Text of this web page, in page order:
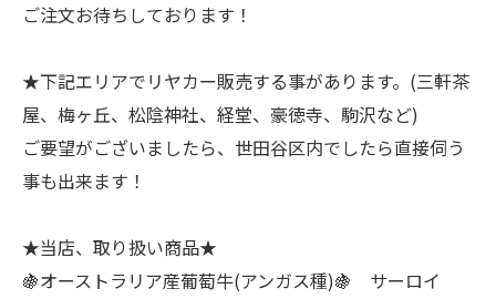
ご注文お待ちしております！
★下記エリアでリヤカー販売する事があります。(三軒茶
屋、梅ヶ丘、松陰神社、経堂、豪徳寺、駒沢など)
ご要望がございましたら、世田谷区内でしたら直接伺う
事も出来ます！
★当店、取り扱い商品★
🍇オーストラリア産葡萄牛(アンガス種)🍇 サーロイ